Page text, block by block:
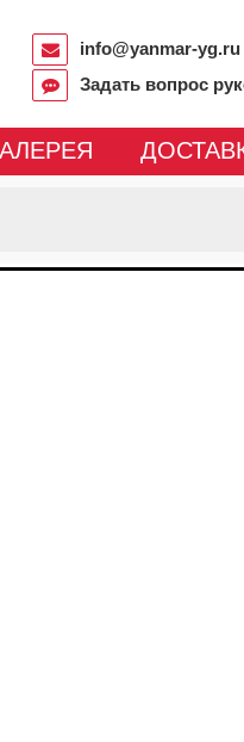
info@yanmar-yg.ru
Задать вопрос